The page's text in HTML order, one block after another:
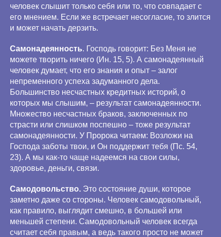
человек слышит только себя или то, что совпадает с
его мнением. Если же встречает несогласие, то злится
и может начать дерзить.
Самонадеянность. Господь говорит: Без Меня не
можете творить ничего (Ин. 15, 5). А самонадеянный
человек думает, что его знания и опыт – залог
непременного успеха задуманного дела.
Большинство несчастных кредитных историй, о
которых мы слышим, – результат самонадеянности.
Множество несчастных браков, заключенных по
страсти или слишком поспешно – тоже результат
самонадеянности. У Пророка читаем: Возложи на
Господа заботы твои, и Он поддержит тебя (Пс. 54,
23). А мы как-то чаще надеемся на свои силы,
здоровье, деньги, связи.
Самодовольство. Это состояние души, которое
заметно даже со стороны. Человек самодовольный,
как правило, выглядит смешно, в большей или
меньшей степени. Самодовольный человек всегда
считает себя правым, а ведь такого просто не может